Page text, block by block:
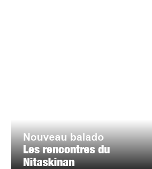
Nouveau balado
Les rencontres du
Nitaskinan